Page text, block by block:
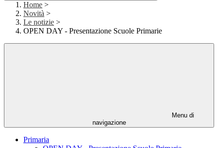
Home >
Novità >
Le notizie >
OPEN DAY - Presentazione Scuole Primarie
Menu di
navigazione
Primaria